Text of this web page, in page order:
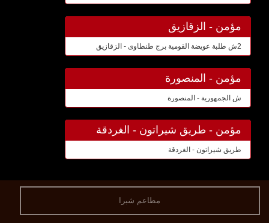
مؤمن - الزقازيق
2ش طلبة عويضة القومية برج طنطاوى - الزقازيق
مؤمن - المنصورة
ش الجمهورية - المنصورة
مؤمن - طريق شيراتون - الغردقة
طريق شيراتون - الغردقة
مطاعم شبرا